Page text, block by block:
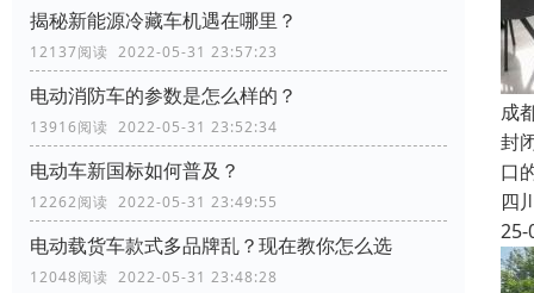
揭秘新能源冷藏车机遇在哪里？
12137阅读 2022-05-31 23:57:23
电动消防车的参数是怎么样的？
13916阅读 2022-05-31 23:52:34
电动车新国标如何普及？
12262阅读 2022-05-31 23:49:55
电动载货车款式多品牌乱？现在教你怎么选
12048阅读 2022-05-31 23:48:28
成
封
口
四
25-